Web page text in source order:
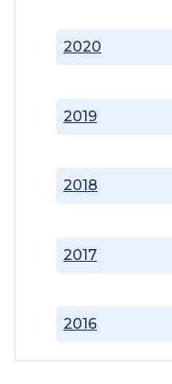
2016
2017
2018
2019
2020